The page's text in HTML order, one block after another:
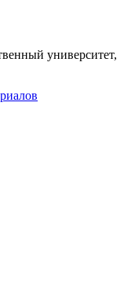
университет,